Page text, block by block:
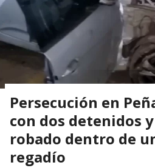
Persecución en
con dos detenidos
robado dentro de
regadío